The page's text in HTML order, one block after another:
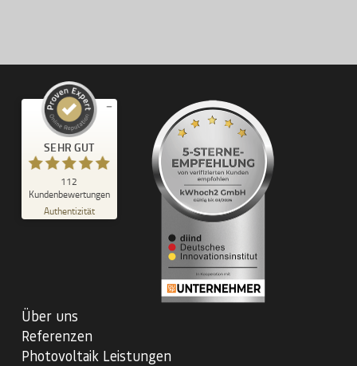
SEHR GUT
112
Kundenbewertungen
Authentizität
Kundenbewertungen und Erfahrungen zu
100
%
Empfehlungen auf
ProvenExpert.com
SEHR GUT
4,99
/
5,00
29
Bewertungen auf
ProvenExpert.com
Blick aufs ProvenExpert-Profil werfen
Über uns
Referenzen
Photovoltaik Leistungen